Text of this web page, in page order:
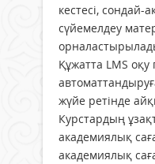
кестесі, сондай-
сүйемелдеу
Құжатта LMS
жүйе ретінде
Курстардың
академиялық
академиялық